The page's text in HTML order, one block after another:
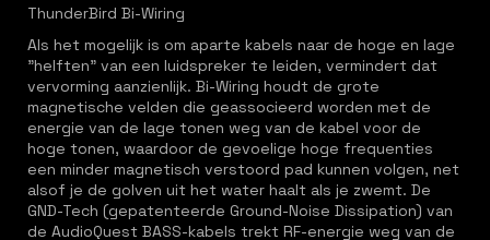
ThunderBird Bi-Wiring
Als het mogelijk is om aparte kabels naar de hoge en lage
"helften" van een luidspreker te leiden, vermindert dat
vervorming aanzienlijk. Bi-Wiring houdt de grote
magnetische velden die geassocieerd worden met de
energie van de lage tonen weg van de kabel voor de
hoge tonen, waardoor de gevoelige hoge frequenties
een minder magnetisch verstoord pad kunnen volgen, net
alsof je de golven uit het water haalt als je zwemt. De
GND-Tech (gepatenteerde Ground-Noise Dissipation) van
de AudioQuest BASS-kabels trekt RF-energie weg van de